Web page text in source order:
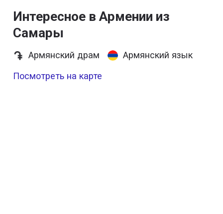
Интересное в Армении из
Самары
Армянский драм
Армянский язык
Посмотреть на карте